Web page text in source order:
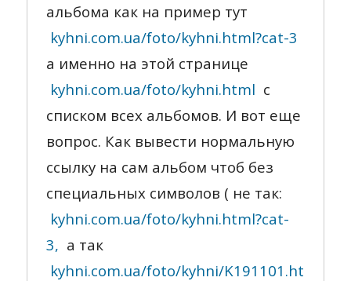
альбома как на пример тут
kyhni.com.ua/foto/kyhni.html?cat-3
а именно на этой странице
kyhni.com.ua/foto/kyhni.html с
списком всех альбомов. И вот еще
вопрос. Как вывести нормальную
ссылку на сам альбом чтоб без
специальных символов ( не так:
kyhni.com.ua/foto/kyhni.html?cat-
3, а так
kyhni.com.ua/foto/kyhni/K191101.html